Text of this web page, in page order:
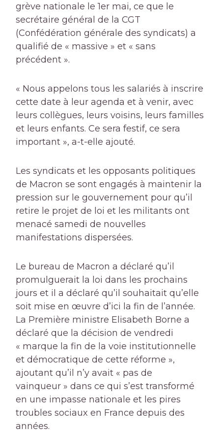
grève nationale le 1er mai, ce que le
secrétaire général de la CGT
(Confédération générale des syndicats) a
qualifié de « massive » et « sans
précédent ».
« Nous appelons tous les salariés à inscrire
cette date à leur agenda et à venir, avec
leurs collègues, leurs voisins, leurs familles
et leurs enfants. Ce sera festif, ce sera
important », a-t-elle ajouté.
Les syndicats et les opposants politiques
de Macron se sont engagés à maintenir la
pression sur le gouvernement pour qu’il
retire le projet de loi et les militants ont
menacé samedi de nouvelles
manifestations dispersées.
Le bureau de Macron a déclaré qu’il
promulguerait la loi dans les prochains
jours et il a déclaré qu’il souhaitait qu’elle
soit mise en œuvre d’ici la fin de l’année.
La Première ministre Elisabeth Borne a
déclaré que la décision de vendredi
« marque la fin de la voie institutionnelle
et démocratique de cette réforme »,
ajoutant qu’il n’y avait « pas de
vainqueur » dans ce qui s’est transformé
en une impasse nationale et les pires
troubles sociaux en France depuis des
années.